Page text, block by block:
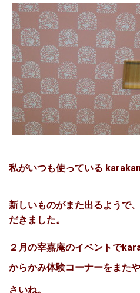
私がいつも使っている
新しいものがまた出るようで
だきました。
２月の宰嘉庵のイベントで
からかみ体験コーナーをまた
さいね。